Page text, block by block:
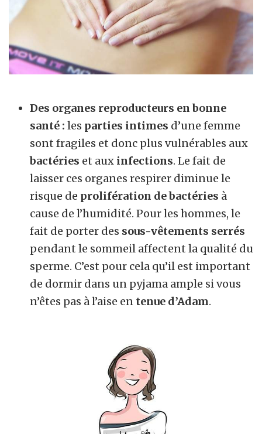
Des organes reproducteurs en bonne
santé : les parties intimes d’une femme
sont fragiles et donc plus vulnérables aux
bactéries et aux infections. Le fait de
laisser ces organes respirer diminue le
risque de prolifération de bactéries à
cause de l’humidité. Pour les hommes, le
fait de porter des sous-vêtements serrés
pendant le sommeil affectent la qualité du
sperme. C’est pour cela qu’il est important
de dormir dans un pyjama ample si vous
n’êtes pas à l’aise en tenue d’Adam.